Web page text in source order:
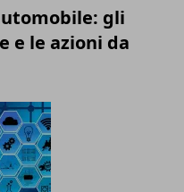
gli
e le azioni da